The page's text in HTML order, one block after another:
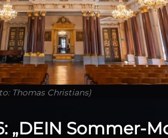
Thomas Christians)
„DEIN